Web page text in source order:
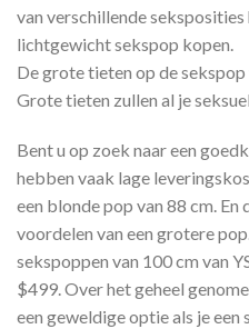
van verschillende
lichtgewicht sekspop kopen.
De grote tieten op de
Grote tieten zullen al je
Bent u op zoek naar een
hebben vaak lage
een blonde pop van 88 cm.
voordelen van een grotere
sekspoppen van 100 cm van
$499. Over het geheel
een geweldige optie als je